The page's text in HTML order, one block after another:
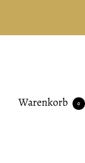
Warenkorb 0